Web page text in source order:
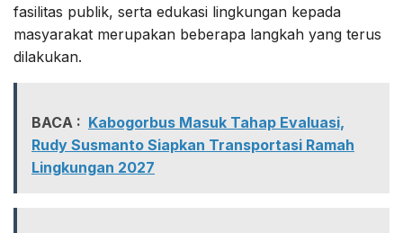
fasilitas publik, serta edukasi lingkungan kepada
masyarakat merupakan beberapa langkah yang terus
dilakukan.
BACA : Kabogorbus Masuk Tahap Evaluasi,
Rudy Susmanto Siapkan Transportasi Ramah
Lingkungan 2027